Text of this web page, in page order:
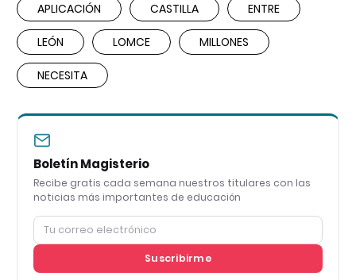
APLICACIÓN CASTILLA ENTRE
LEÓN LOMCE MILLONES
NECESITA
Boletín Magisterio
Recibe gratis cada semana nuestros titulares con las
noticias más importantes de educación
Suscribirme